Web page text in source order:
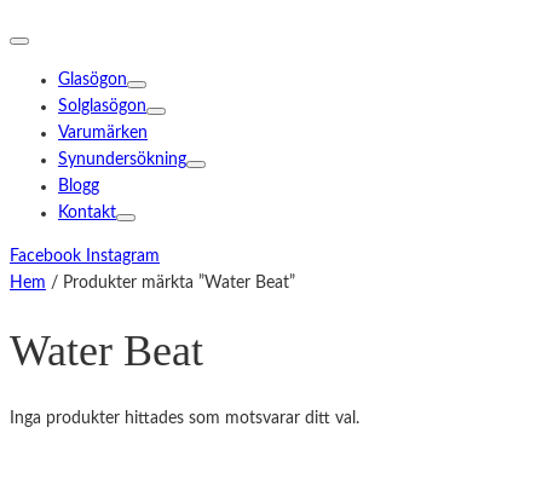
Glasögon
Solglasögon
Varumärken
Synundersökning
Blogg
Kontakt
Facebook
Instagram
Hem / Produkter märkta ”Water Beat”
Water Beat
Inga produkter hittades som motsvarar ditt val.